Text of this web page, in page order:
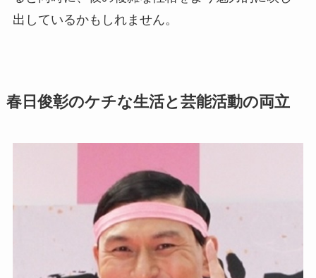
出しているかもしれません。
春日俊彰のケチな生活と芸能活動の両立